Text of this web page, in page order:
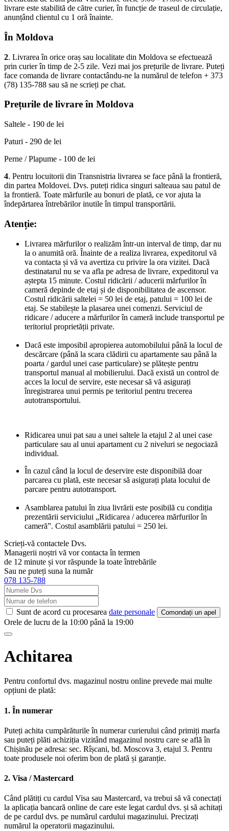
livrare este stabilită de către curier, în funcție de traseul de circulație,
anunțând clientul cu 1 oră înainte.
În Moldova
2. Livrarea în orice oraș sau localitate din Moldova se efectuează
prin curier în timp de 2-5 zile. Vezi mai jos prețurile de livrare. Puteți
face comanda de livrare contactându-ne la numărul de telefon + 373
(78) 135-788 sau să ne scrieți pe chat.
Prețurile de livrare în Moldova
Saltele - 190 de lei
Paturi - 290 de lei
Perne / Plapume - 100 de lei
4. Pentru locuitorii din Transnistria livrarea se face până la frontieră,
din partea Moldovei. Dvs. puteți ridica singuri salteaua sau patul de
la frontieră. Toate mărfurile au bonuri de plată, ce vor ajuta la
îndepărtarea întrebărilor inutile în timpul transportării.
Atenție:
Livrarea mărfurilor o realizăm într-un interval de timp, dar nu
la o anumită oră. Înainte de a realiza livrarea, expeditorul vă
va contacta și vă va avertiza cu privire la ora vizitei. Dacă
destinatarul nu se va afla pe adresa de livrare, expeditorul va
aștepta 15 minute. Costul ridicării / aducerii mărfurilor în
cameră depinde de etaj și de disponibilitatea de ascensor.
Costul ridicării saltelei = 50 lei de etaj, patului = 100 lei de
etaj. Se stabilește la plasarea unei comenzi. Serviciul de
ridicare / aducere a mărfurilor în cameră include transportul pe
teritoriul proprietății private.
Dacă este imposibil apropierea automobilului până la locul de
descărcare (până la scara clădirii cu apartamente sau până la
poarta / gardul unei case particulare) se plătește pentru
transportul manual al mobilierului. Dacă există un control de
acces la locul de servire, este necesar să vă asigurați
înregistrarea unui permis pe teritoriul pentru trecerea
autotransportului.
Ridicarea unui pat sau a unei saltele la etajul 2 al unei case
particulare sau al unui apartament cu 2 niveluri se negociază
individual.
În cazul când la locul de deservire este disponibilă doar
parcarea cu plată, este necesar să asigurați plata locului de
parcare pentru autotransport.
Asamblarea patului în ziua livrării este posibilă cu condiția
prezentării serviciului „Ridicarea / aducerea mărfurilor în
cameră”. Costul asamblării patului = 250 lei.
Scrieți-vă contactele Dvs.
Managerii noștri vă vor contacta în termen
de 12 minute și vor răspunde la toate întrebările
Sau ne puteți suna la număr
078 135-788
Sunt de acord cu procesarea date personale Comondați un apel
Orele de lucru de la 10:00 până la 19:00
Achitarea
Pentru confortul dvs. magazinul nostru online prevede mai multe
opțiuni de plată:
1. În numerar
Puteți achita cumpărăturile în numerar curierului când primiți marfa
sau puteți plăti achiziția vizitând magazinul nostru care se află în
Chișinău pe adresa: sec. Rîșcani, bd. Moscova 3, etajul 3. Pentru
toate produsele noi oferim bon de plată și garanție.
2. Visa / Mastercard
Când plătiți cu cardul Visa sau Mastercard, va trebui să vă conectați
la aplicația bancară online de care este legat cardul dvs. și să achitați
de pe cardul dvs. pe numărul cardului magazinului. Precizați
numărul la operatorii magazinului.